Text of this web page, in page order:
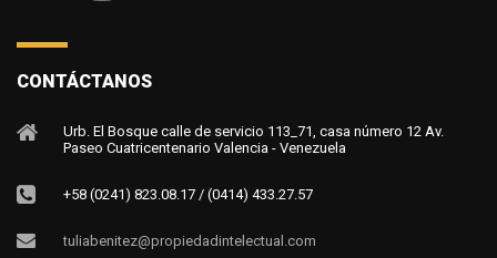
CONTÁCTANOS
Urb. El Bosque calle de servicio 113_71, casa número 12 Av.
Paseo Cuatricentenario Valencia - Venezuela
+58 (0241) 823.08.17 / (0414) 433.27.57
tuliabenitez@propiedadintelectual.com